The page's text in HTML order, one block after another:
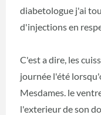
diabetologue j'ai
d'injections en
C'est a dire, les
journée l'été
Mesdames. le
l'exterieur de son